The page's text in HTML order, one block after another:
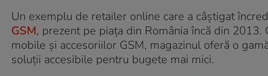
Un exemplu de retailer online care a câștigat
GSM, prezent pe piața din România încă din
mobile și accesoriilor GSM, magazinul oferă o
soluții accesibile pentru bugete mai mici.